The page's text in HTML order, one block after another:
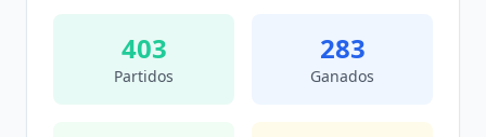
403
Partidos
283
Ganados